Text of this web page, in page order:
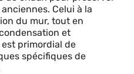
Celui à la
du mur, tout en
et
est primordial de
spécifiques de